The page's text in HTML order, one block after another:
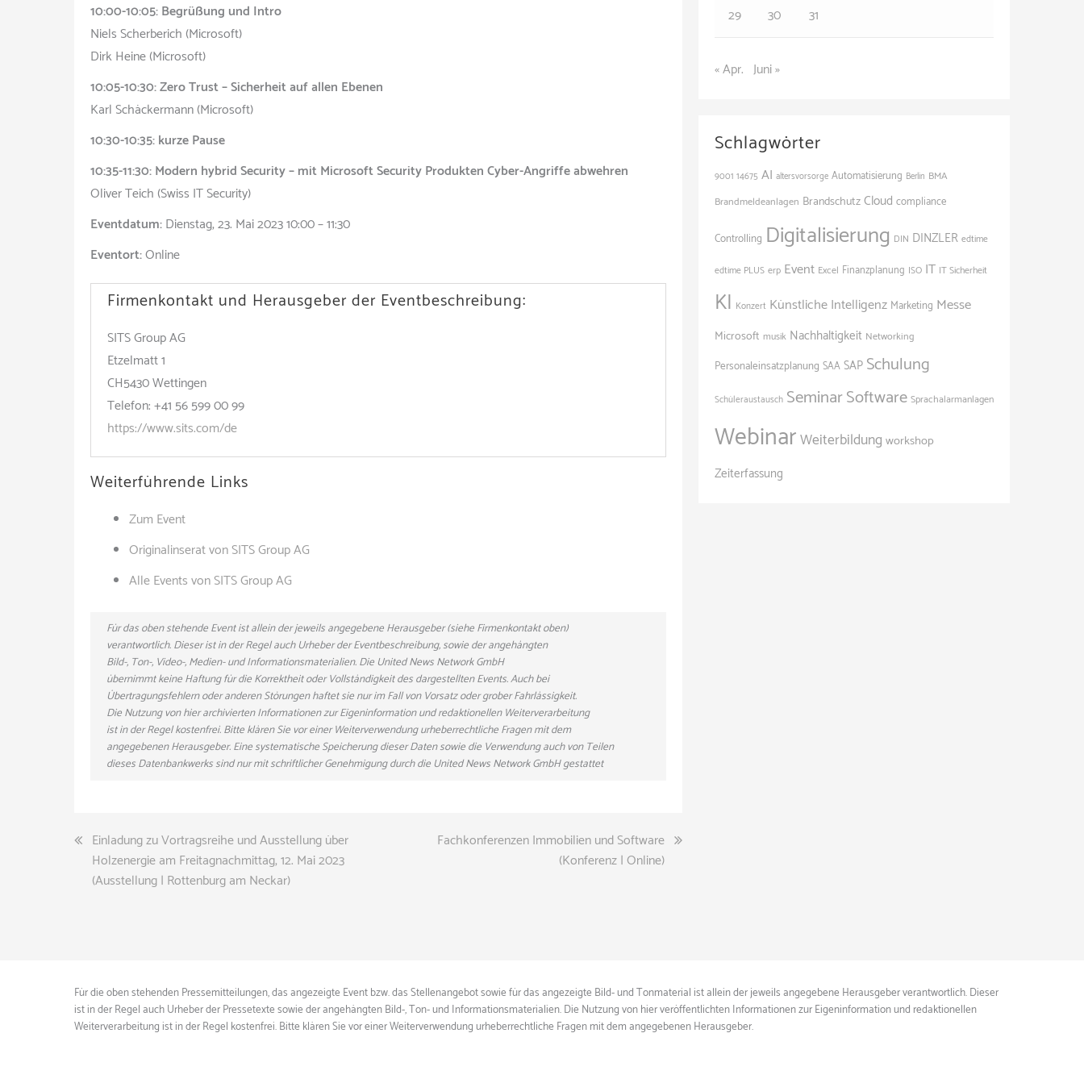
10:00-10:05: Begrüßung und Intro
Niels Scherberich (Microsoft)
Dirk Heine (Microsoft)
10:05-10:30: Zero Trust – Sicherheit auf allen Ebenen
Karl Schäckermann (Microsoft)
10:30-10:35: kurze Pause
10:35-11:30: Modern hybrid Security – mit Microsoft Security Produkten Cyber-Angriffe abwehren
Oliver Teich (Swiss IT Security)
Eventdatum:Dienstag, 23. Mai 2023 10:00 – 11:30
Eventort:Online
Firmenkontakt und Herausgeber der Eventbeschreibung:
SITS Group AG
Etzelmatt 1
CH5430 Wettingen
Telefon: +41 56 599 00 99
https://www.sits.com/de
Weiterführende Links
Zum Event
Originalinserat von SITS Group AG
Alle Events von SITS Group AG
Für das oben stehende Event ist allein der jeweils angegebene Herausgeber (siehe Firmenkontakt oben)
verantwortlich. Dieser ist in der Regel auch Urheber der Eventbeschreibung, sowie der angehängten
Bild-, Ton-, Video-, Medien- und Informationsmaterialien. Die United News Network GmbH
übernimmt keine Haftung für die Korrektheit oder Vollständigkeit des dargestellten Events. Auch bei
Übertragungsfehlern oder anderen Störungen haftet sie nur im Fall von Vorsatz oder grober Fahrlässigkeit.
Die Nutzung von hier archivierten Informationen zur Eigeninformation und redaktionellen Weiterverarbeitung
ist in der Regel kostenfrei. Bitte klären Sie vor einer Weiterverwendung urheberrechtliche Fragen mit dem
angegebenen Herausgeber. Eine systematische Speicherung dieser Daten sowie die Verwendung auch von Teilen
dieses Datenbankwerks sind nur mit schriftlicher Genehmigung durch die United News Network GmbH gestattet
Beitragsnavigation
Einladung zu Vortragsreihe und Ausstellung über
Holzenergie am Freitagnachmittag, 12. Mai 2023
(Ausstellung | Rottenburg am Neckar)
Fachkonferenzen Immobilien und Software
(Konferenz | Online)
29
30 31
« Apr. Juni »
Schlagwörter
9001 14675 AI altersvorsorge Automatisierung Berlin BMA
Brandmeldeanlagen BrandschutzCloud compliance
Controlling Digitalisierung DIN DINZLER edtime
edtime PLUS erp Event Excel Finanzplanung ISO IT IT Sicherheit
KI Konzert Künstliche Intelligenz Marketing Messe
Microsoft musik Nachhaltigkeit Networking
Personaleinsatzplanung SAASAP Schulung
Schüleraustausch SeminarSoftware Sprachalarmanlagen
WebinarWeiterbildung workshop
Zeiterfassung
Für die oben stehenden Pressemitteilungen, das angezeigte Event bzw. das Stellenangebot sowie für das angezeigte Bild- und Tonmaterial ist allein der jeweils angegebene Herausgeber verantwortlich. Dieser
ist in der Regel auch Urheber der Pressetexte sowie der angehängten Bild-, Ton- und Informationsmaterialien. Die Nutzung von hier veröffentlichten Informationen zur Eigeninformation und redaktionellen
Weiterverarbeitung ist in der Regel kostenfrei. Bitte klären Sie vor einer Weiterverwendung urheberrechtliche Fragen mit dem angegebenen Herausgeber.